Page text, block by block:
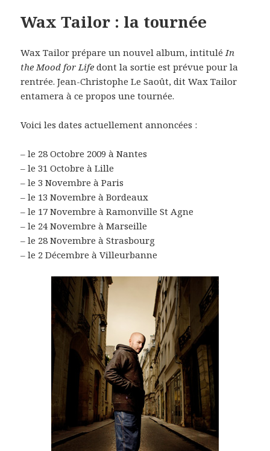
Wax Tailor : la tournée
Wax Tailor prépare un nouvel album, intituléIn
the Mood for Life dont la sortie est prévue pour la
rentrée. Jean-Christophe Le Saoût, dit Wax Tailor
entamera à ce propos une tournée.
Voici les dates actuellement annoncées :
– le 28 Octobre 2009 à Nantes
– le 31 Octobre à Lille
– le 3 Novembre à Paris
– le 13 Novembre à Bordeaux
– le 17 Novembre à Ramonville St Agne
– le 24 Novembre à Marseille
– le 28 Novembre à Strasbourg
– le 2 Décembre à Villeurbanne